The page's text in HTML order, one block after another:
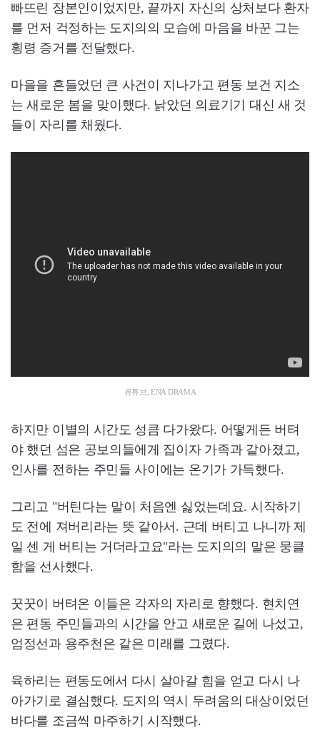
빠뜨린 장본인이었지만, 끝까지 자신의 상처보다 환자
를 먼저 걱정하는 도지의의 모습에 마음을 바꾼 그는
횡령 증거를 전달했다.
마을을 흔들었던 큰 사건이 지나가고 편동 보건 지소
는 새로운 봄을 맞이했다. 낡았던 의료기기 대신 새 것
들이 자리를 채웠다.
유튜브, ENA DRAMA
하지만 이별의 시간도 성큼 다가왔다. 어떻게든 버텨
야 했던 섬은 공보의들에게 집이자 가족과 같아졌고,
인사를 전하는 주민들 사이에는 온기가 가득했다.
그리고 "버틴다는 말이 처음엔 싫었는데요. 시작하기
도 전에 져버리라는 뜻 같아서. 근데 버티고 나니까 제
일 센 게 버티는 거더라고요"라는 도지의의 말은 뭉클
함을 선사했다.
꿋꿋이 버텨온 이들은 각자의 자리로 향했다. 현치연
은 편동 주민들과의 시간을 안고 새로운 길에 나섰고,
엄정선과 용주천은 같은 미래를 그렸다.
육하리는 편동도에서 다시 살아갈 힘을 얻고 다시 나
아가기로 결심했다. 도지의 역시 두려움의 대상이었던
바다를 조금씩 마주하기 시작했다.